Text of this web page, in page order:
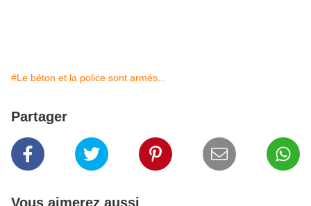
#Le béton et la police sont armés...
Partager
Vous aimerez aussi